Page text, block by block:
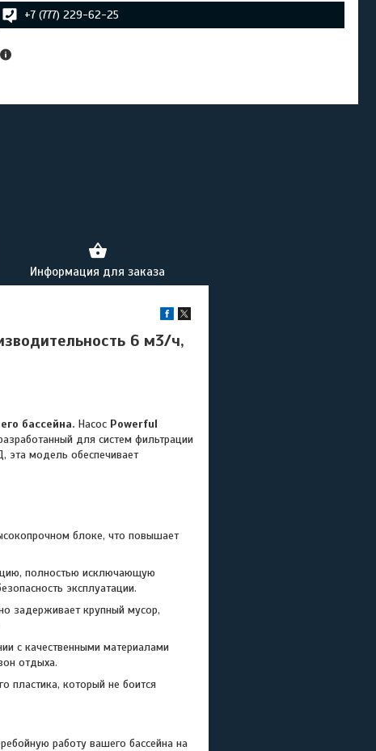
+7 (777) 229-62-25
Информация для заказа
6 м3/ч,
бассейна. Насос Powerful
для систем фильтрации
эта модель обеспечивает
блоке, что повышает
полностью исключающую
эксплуатации.
задерживает крупный мусор,
с качественными материалами
отдыха.
пластика, который не боится
работу вашего бассейна на